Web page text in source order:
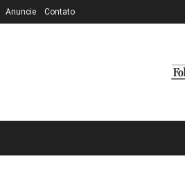
Anuncie Contato